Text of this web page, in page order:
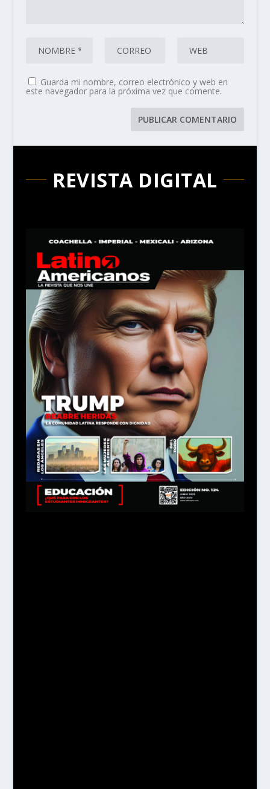
Guarda mi nombre, correo electrónico y web en
este navegador para la próxima vez que comente.
REVISTA DIGITAL